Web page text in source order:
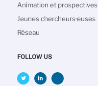
Animation et prospectives
Jeunes chercheurs·euses
Réseau
FOLLOW US